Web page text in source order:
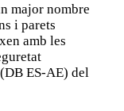
major nombre
i parets
amb les
ES-AE) del